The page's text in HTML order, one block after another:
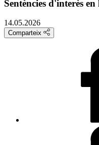
Sentències d'interès
14.05.2026
Comparteix